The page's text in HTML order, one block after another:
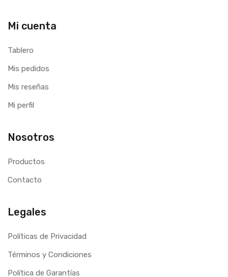
Mi cuenta
Tablero
Mis pedidos
Mis reseñas
Mi perfil
Nosotros
Productos
Contacto
Legales
Políticas de Privacidad
Términos y Condiciones
Política de Garantías